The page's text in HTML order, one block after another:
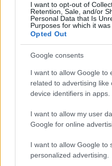
I want to opt-out of
Retention, Sale, and/or
Personal Data that Is
Purposes for which it was
Opted Out
Google consents
I want to allow Google to
related to advertising like
device identifiers in apps.
I want to allow my user
Google for online
I want to allow Google to
personalized advertising.